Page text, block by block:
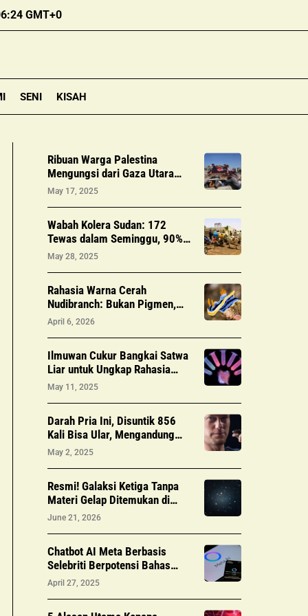
GMT+0
SENI KISAH
Ribuan Warga Palestina
Mengungsi dari Gaza Utara
Akibat Serangan Israel yang
May 17, 2025
Wabah Kolera Sudan: 172
Tewas dalam Seminggu, 90%
Kasus di Khartoum
May 28, 2025
Rahasia Warna Cerah
Nudibranch: Bukan Pigmen,
Tapi Struktur Kristal Nano di
April 6, 2026
Ilmuwan Cukur Bangkai Satwa
Liar untuk Ungkap Rahasia
Mamalia Bercahaya dalam
May 11, 2025
Darah Pria Ini, Disuntik 856
Kali Bisa Ular, Mengandung
Antibodi Penangkal Racun
May 2, 2025
Resmi! Galaksi Ketiga Tanpa
Materi Gelap Ditemukan di
Jejak Kosmik Aneh, Misteri
June 21, 2026
Chatbot AI Meta Berbasis
Selebriti Berpotensi Bahas
Seks dengan Anak-anak
April 27, 2025